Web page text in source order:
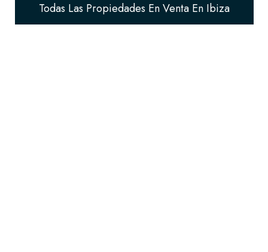
Todas Las Propiedades En Venta En Ibiza